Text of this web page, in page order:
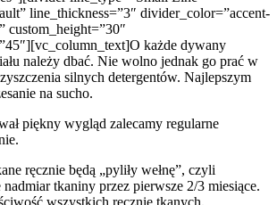
line_thickness=”3″ divider_color=”accent-
custom_height=”30″
każde dywany
należy dbać. Nie wolno jednak go prać w
silnych detergentów. Najlepszym
na sucho.
piękny wygląd zalecamy regularne
ręcznie będą „pyliły wełnę”, czyli
nadmiar tkaniny przez pierwsze 2/3 miesiące.
wszystkich ręcznie tkanych,